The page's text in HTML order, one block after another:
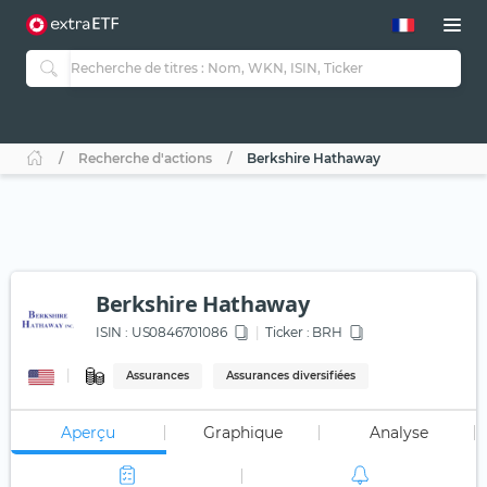
Recherche d'actions Berkshire Hathaway
Berkshire Hathaway
ISIN : US0846701086 Ticker : BRH
Assurances Assurances diversifiées
Aperçu Graphique Analyse